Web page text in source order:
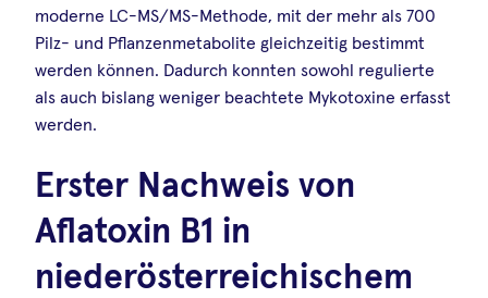
moderne LC-MS/MS-Methode, mit der mehr als 700
Pilz- und Pflanzenmetabolite gleichzeitig bestimmt
werden können. Dadurch konnten sowohl regulierte
als auch bislang weniger beachtete Mykotoxine erfasst
werden.
Erster Nachweis von
Aflatoxin B1 in
niederösterreichischem